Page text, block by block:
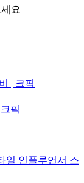
요
| 크픽
픽
일 인플루언서 스